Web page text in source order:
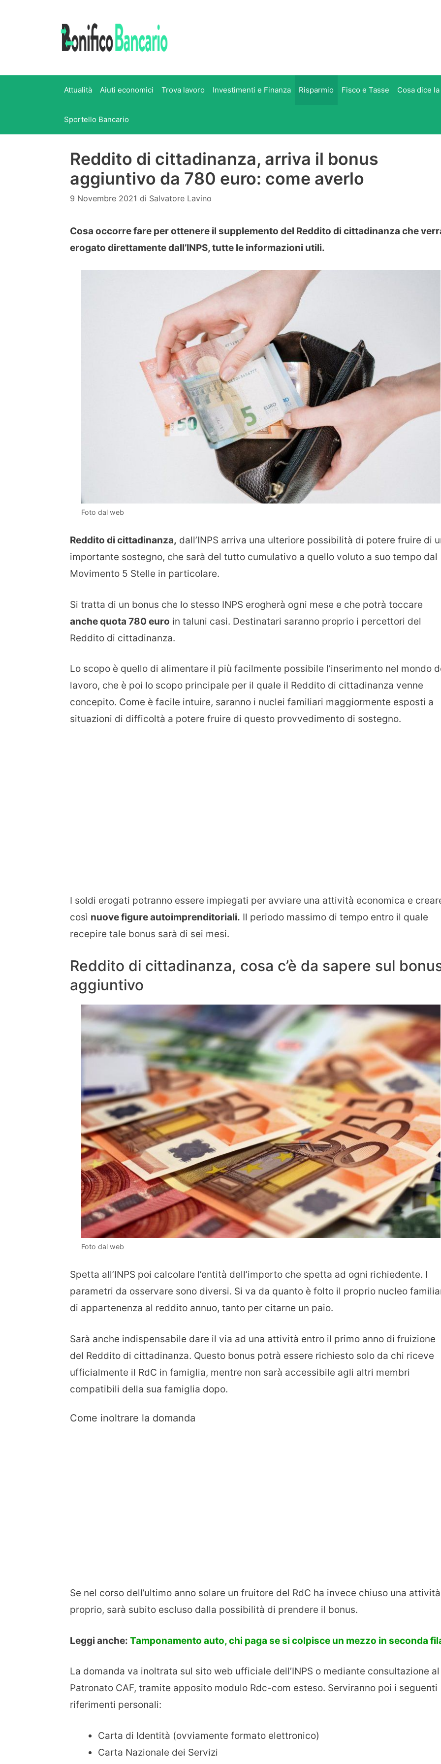
Attualità Aiuti economici Trova lavoro Investimenti e Finanza Risparmio Fisco e Tasse Cosa dice
Sportello Bancario
Reddito di cittadinanza, arriva il bonus
aggiuntivo da 780 euro: come averlo
9 Novembre 2021 di Salvatore Lavino
Cosa occorre fare per ottenere il supplemento del Reddito di cittadinanza che
erogato direttamente dall’INPS, tutte le informazioni utili.
Foto dal web
Reddito di cittadinanza, dall’INPS arriva una ulteriore possibilità di potere fruire di
importante sostegno, che sarà del tutto cumulativo a quello voluto a suo tempo dal
Movimento 5 Stelle in particolare.
Si tratta di un bonus che lo stesso INPS erogherà ogni mese e che potrà toccare
anche quota 780 euro in taluni casi. Destinatari saranno proprio i percettori del
Reddito di cittadinanza.
Lo scopo è quello di alimentare il più facilmente possibile l’inserimento nel mondo
lavoro, che è poi lo scopo principale per il quale il Reddito di cittadinanza venne
concepito. Come è facile intuire, saranno i nuclei familiari maggiormente esposti a
situazioni di difficoltà a potere fruire di questo provvedimento di sostegno.
I soldi erogati potranno essere impiegati per avviare una attività economica e
così nuove figure autoimprenditoriali. Il periodo massimo di tempo entro il quale
recepire tale bonus sarà di sei mesi.
Reddito di cittadinanza, cosa c’è da sapere sul
aggiuntivo
Foto dal web
Spetta all’INPS poi calcolare l’entità dell’importo che spetta ad ogni richiedente. I
parametri da osservare sono diversi. Si va da quanto è folto il proprio nucleo
di appartenenza al reddito annuo, tanto per citarne un paio.
Sarà anche indispensabile dare il via ad una attività entro il primo anno di fruizione
del Reddito di cittadinanza. Questo bonus potrà essere richiesto solo da chi riceve
ufficialmente il RdC in famiglia, mentre non sarà accessibile agli altri membri
compatibili della sua famiglia dopo.
Come inoltrare la domanda
Se nel corso dell’ultimo anno solare un fruitore del RdC ha invece chiuso una
proprio, sarà subito escluso dalla possibilità di prendere il bonus.
Leggi anche: Tamponamento auto, chi paga se si colpisce un mezzo in seconda
La domanda va inoltrata sul sito web ufficiale dell’INPS o mediante consultazione al
Patronato CAF, tramite apposito modulo Rdc-com esteso. Serviranno poi i seguenti
riferimenti personali:
Carta di Identità (ovviamente formato elettronico)
Carta Nazionale dei Servizi